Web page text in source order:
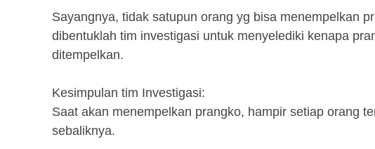
Sayangnya, tidak satupun orang yg bisa menempelkan
dibentuklah tim investigasi untuk menyelediki kenapa
ditempelkan.
Kesimpulan tim Investigasi:
Saat akan menempelkan prangko, hampir setiap orang
sebaliknya.